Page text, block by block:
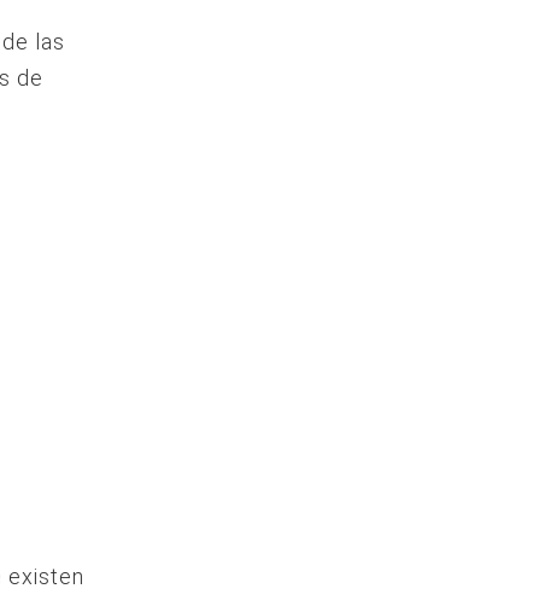
las
de
existen